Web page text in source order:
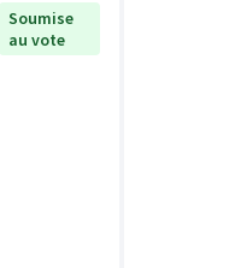
Soumise
au vote